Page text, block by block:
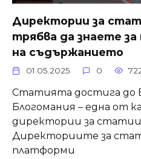
Директории за
трябва да знаете
на съдържанието
01.05.2025 0
Статията достига до
Блогомания – една от
директории за статии
Директориите за
платформи